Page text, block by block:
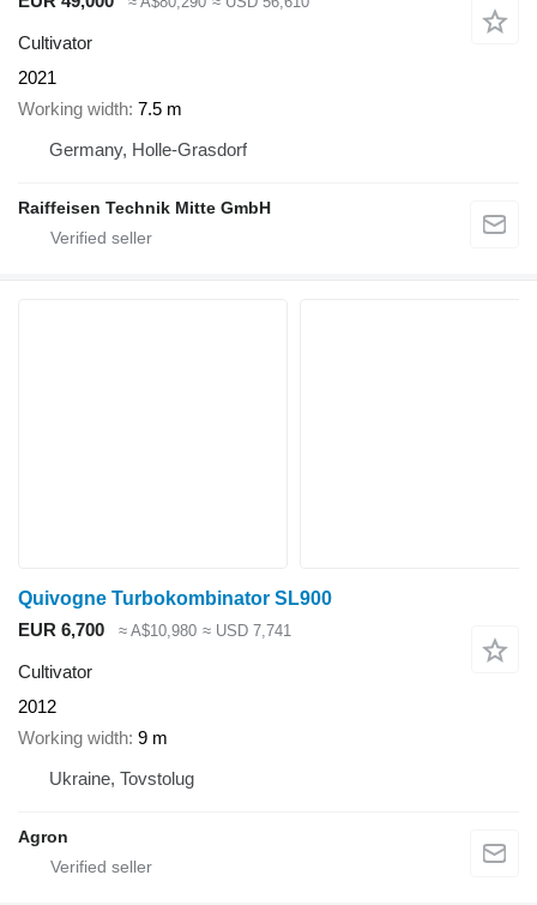
Cultivator
2021
Working width 7.5 m
Germany, Holle-Grasdorf
Raiffeisen Technik Mitte GmbH
Quivogne Turbokombinator SL900
EUR 6,700
≈ A$10,980 ≈ USD 7,741
Cultivator
2012
Working width 9 m
Ukraine, Tovstolug
Agron